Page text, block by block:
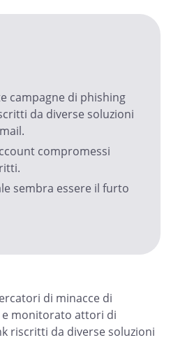
campagne di phishing
da diverse soluzioni
compromessi
sembra essere il furto
di minacce di
monitorato attori di
riscritti da diverse soluzioni